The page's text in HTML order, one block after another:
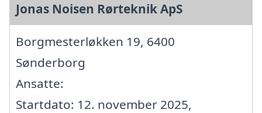
Jonas Noisen Rørteknik ApS
Borgmesterløkken 19, 6400
Sønderborg
Ansatte:
Startdato: 12. november 2025,